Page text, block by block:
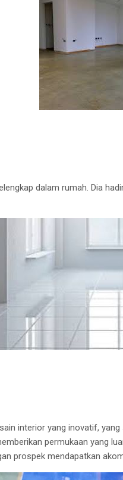
dalam rumah. Dia
interior yang inovatif,
permukaan yang
prospek mendapatkan